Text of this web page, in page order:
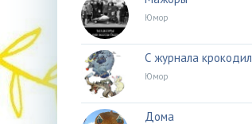
Юмор
С журнала крокодил
Юмор
Дома